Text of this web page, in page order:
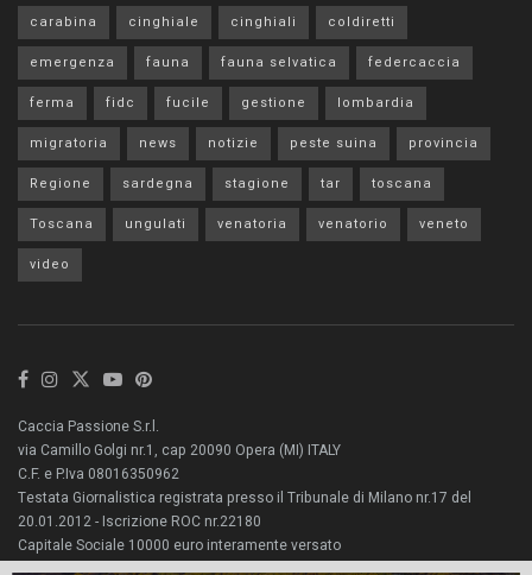
carabina
cinghiale cinghiali
coldiretti
emergenza
fauna fauna selvatica
federcaccia
ferma
fidc fucile gestione
lombardia
migratoria
news notizie peste suina
provincia
Regione
sardegna stagione tar
toscana
Toscana
ungulati venatoria venatorio
veneto
video
Caccia Passione S.r.l.
via Camillo Golgi nr.1, cap 20090 Opera (MI) ITALY
C.F. e P.Iva 08016350962
Testata Giornalistica registrata presso il Tribunale di Milano nr.17 del
20.01.2012 - Iscrizione ROC nr.22180
Capitale Sociale 10000 euro interamente versato